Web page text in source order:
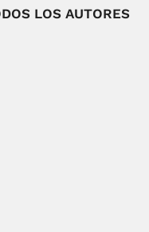
LOS AUTORES